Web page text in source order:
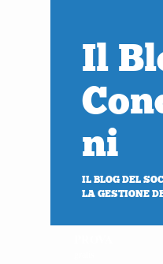
Il
ni
IL BLOG DEL
LA GESTIONE